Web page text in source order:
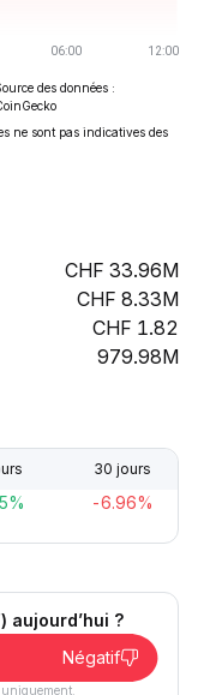
des données :
ne sont pas indicatives des
33.96M
8.33M
1.82
979.98M
30 jours
-6.96%
aujourd’hui ?
Négatif